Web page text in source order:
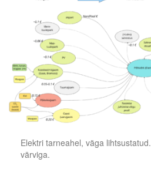
Elektri tarneahel, väga
värviga.